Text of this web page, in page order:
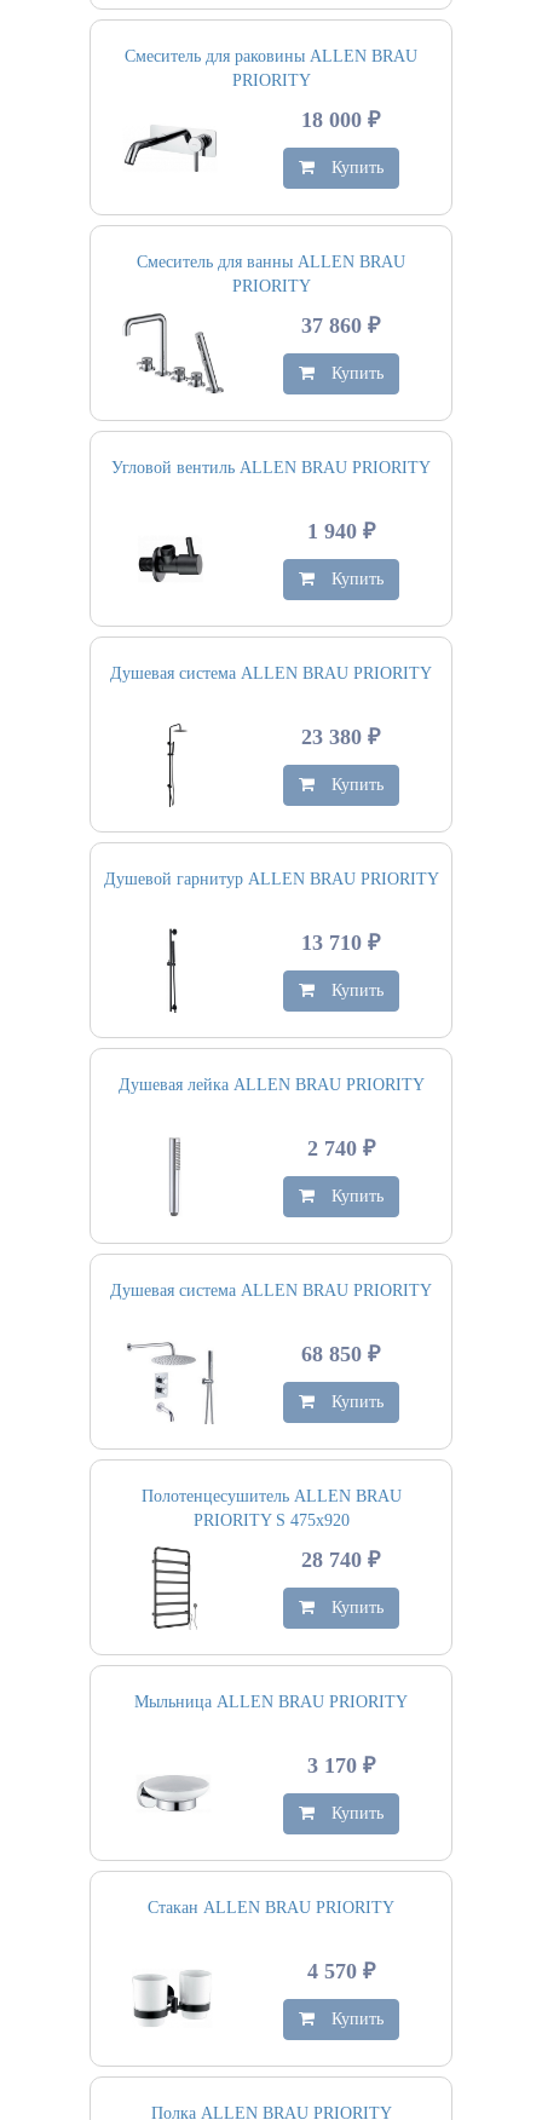
Смеситель для раковины ALLEN BRAU
PRIORITY
18 000 ₽
Купить
Смеситель для ванны ALLEN BRAU
PRIORITY
37 860 ₽
Купить
Угловой вентиль ALLEN BRAU PRIORITY
1 940 ₽
Купить
Душевая система ALLEN BRAU PRIORITY
23 380 ₽
Купить
Душевой гарнитур ALLEN BRAU PRIORITY
13 710 ₽
Купить
Душевая лейка ALLEN BRAU PRIORITY
2 740 ₽
Купить
Душевая система ALLEN BRAU PRIORITY
68 850 ₽
Купить
Полотенцесушитель ALLEN BRAU
PRIORITY S 475х920
28 740 ₽
Купить
Мыльница ALLEN BRAU PRIORITY
3 170 ₽
Купить
Стакан ALLEN BRAU PRIORITY
4 570 ₽
Купить
Полка ALLEN BRAU PRIORITY